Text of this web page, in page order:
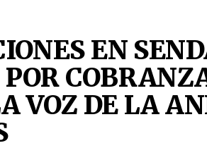
EN
VOZ DE LA